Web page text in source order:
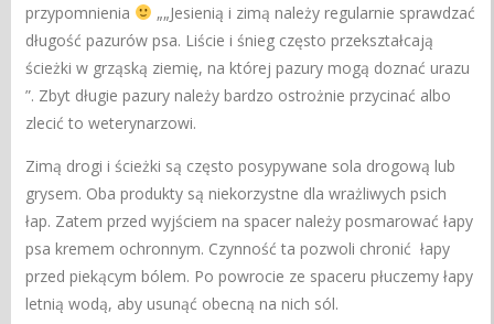
przypomnienia
„„Jesienią i zimą należy regularnie sprawdzać
długość pazurów psa. Liście i śnieg często przekształcają
ścieżki w grząską ziemię, na której pazury mogą doznać urazu
”. Zbyt długie pazury należy bardzo ostrożnie przycinać albo
zlecić to weterynarzowi.
Zimą drogi i ścieżki są często posypywane sola drogową lub
grysem. Oba produkty są niekorzystne dla wrażliwych psich
łap. Zatem przed wyjściem na spacer należy posmarować łapy
psa kremem ochronnym. Czynność ta pozwoli chronić łapy
przed piekącym bólem. Po powrocie ze spaceru płuczemy łapy
letnią wodą, aby usunąć obecną na nich sól.